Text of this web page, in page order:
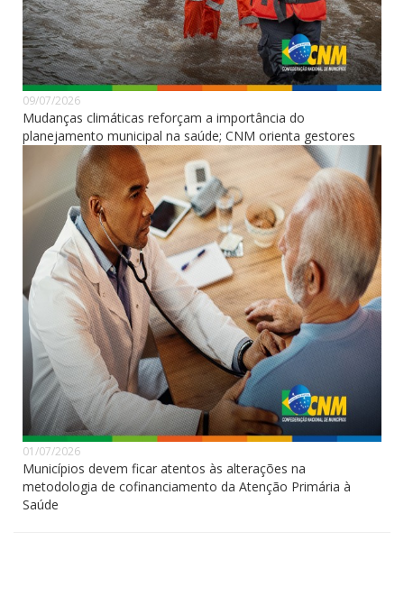
09/07/2026
Mudanças climáticas reforçam a importância do
planejamento municipal na saúde; CNM orienta gestores
01/07/2026
Municípios devem ficar atentos às alterações na
metodologia de cofinanciamento da Atenção Primária à
Saúde